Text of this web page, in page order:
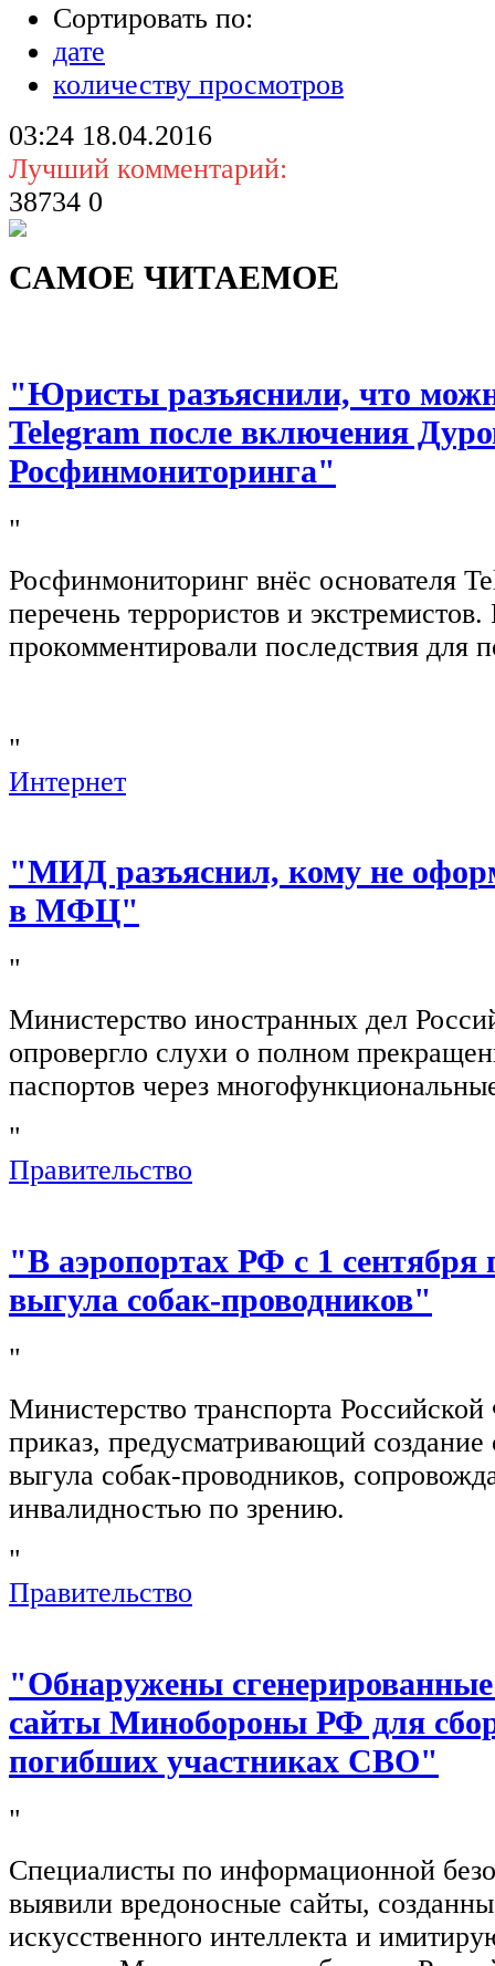
Сортировать по:
дате
количеству просмотров
03:24 18.04.2016
Лучший комментарий:
38734 0
САМОЕ ЧИТАЕМОЕ
"Юристы разъяснили, что
Telegram после включения
Росфинмониторинга"
"
Росфинмониторинг внёс основателя
перечень террористов и
прокомментировали последствия для
"
Интернет
"МИД разъяснил, кому не
в МФЦ"
"
Министерство иностранных дел
опровергло слухи о полном
паспортов через
"
Правительство
"В аэропортах РФ с 1 сентября
выгула собак-проводников"
"
Министерство транспорта
приказ, предусматривающий создание
выгула собак-проводников,
инвалидностью по зрению.
"
Правительство
"Обнаружены
сайты Минобороны РФ для
погибших участниках СВО"
"
Специалисты по информационной
выявили вредоносные сайты,
искусственного интеллекта и